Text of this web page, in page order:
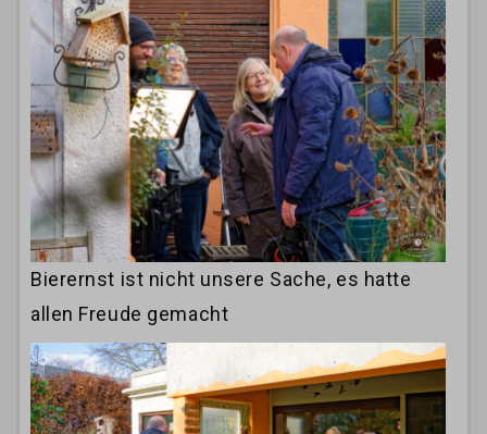
Bierernst ist nicht unsere Sache, es hatte
allen Freude gemacht